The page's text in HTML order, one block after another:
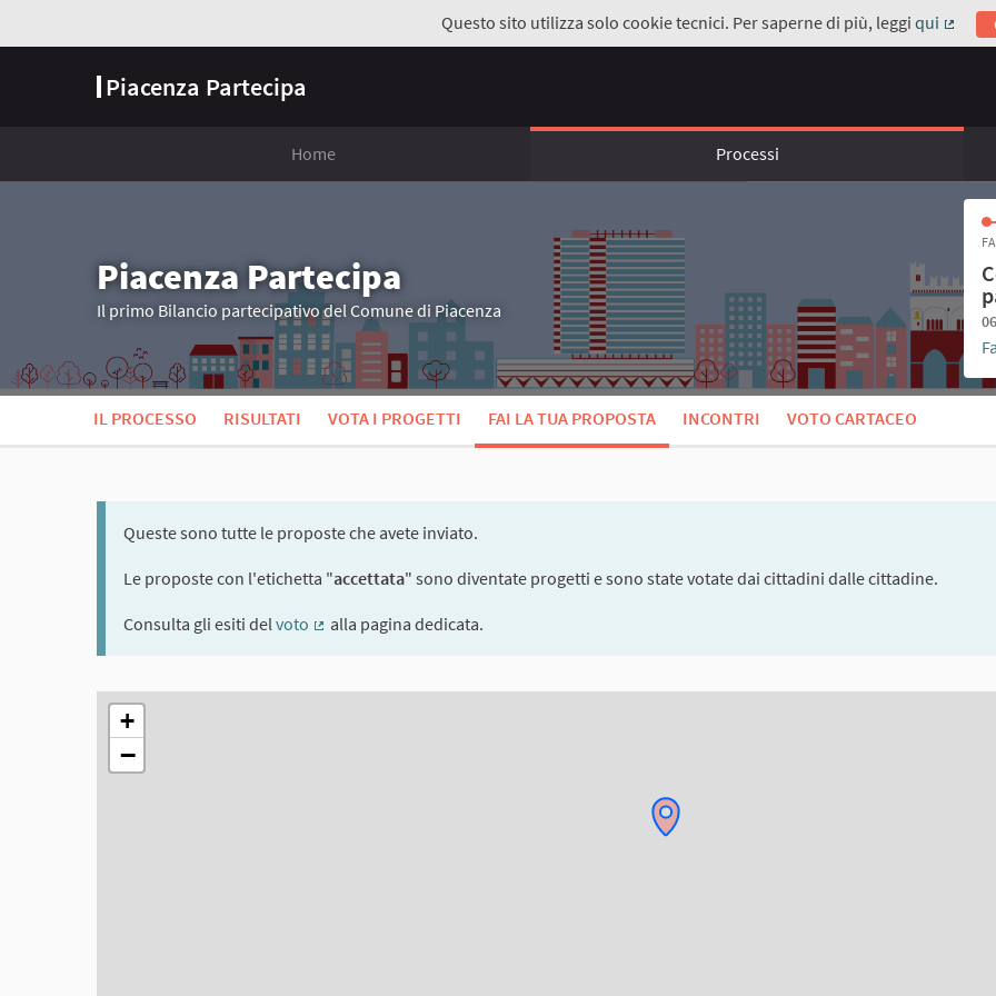
Questo sito utilizza solo cookie tecnici. Per saperne di più, leggiqui
Piacenza Partecipa
Home Processi
Piacenza Partecipa
Il primo Bilancio partecipativo del Comune di Piacenza
IL PROCESSO RISULTATI VOTA I PROGETTI FAI LA TUA PROPOSTA INCONTRI VOTO CARTACEO
Queste sono tutte le proposte che avete inviato.
Le proposte con l'etichetta "accettata" sono diventate progetti e sono state votate dai cittadini dalle cittadine.
Consulta gli esiti delvoto
alla pagina dedicata.
L'elemento seguente è una mappa che presenta gli elementi di questa pagina come punti della mappa. L'elemento
+
−